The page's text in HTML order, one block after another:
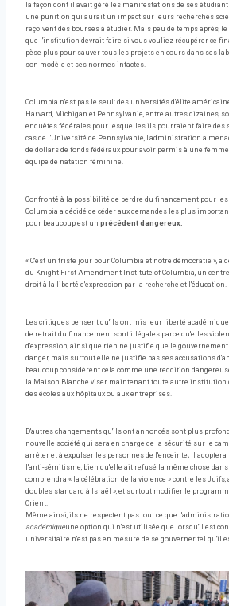
la façon dont il avait géré les manifestations de ses
une punition qui aurait un impact sur leurs recherches
reçoivent des bourses à étudier. Mais peu de temps après,
que l'institution devrait faire si vous vouliez récupérer ce
pèse plus pour sauver tous les projets en cours dans ses
son modèle et ses normes intactes.
Columbia n'est pas le seul: des universités d'élite
Harvard, Michigan et Pennsylvanie, entre autres dizaines,
enquêtes fédérales pour lesquelles ils pourraient faire des
cas de l'Université de Pennsylvanie, l'administration a
de dollars de fonds fédéraux pour avoir permis à une
équipe de natation féminine.
Confronté à la possibilité de perdre du financement pour
Columbia a décidé de céder aux demandes les plus
pour beaucoup est un précédent dangereux.
« C'est un triste jour pour Columbia et notre démocratie », a
du Knight First Amendment Institute of Columbia, un
droit à la liberté d'expression par la recherche et l'éducation.
Les critiques pensent qu'ils ont mis leur liberté
de retrait du financement sont illégales parce qu'elles
d'expression, ainsi que rien ne justifie que le
danger, mais surtout elle ne justifie pas ses accusations
beaucoup considèrent cela comme une reddition
la Maison Blanche viser maintenant toute autre institution
des écoles aux hôpitaux ou aux entreprises.
D'autres changements qu'ils ont annoncés sont plus
nouvelle société qui sera en charge de la sécurité sur le
arrêter et à expulser les personnes de l'enceinte; Il
l'anti-sémitisme, bien qu'elle ait refusé la même chose dans
comprendra « la célébration de la violence » contre les Juifs,
doubles standard à Israël », et surtout modifier le
Orient.
Même ainsi, ils ne respectent pas tout ce que
académiqueune option qui n'est utilisée que lorsqu'il est
universitaire n'est pas en mesure de se gouverner tel qu'il